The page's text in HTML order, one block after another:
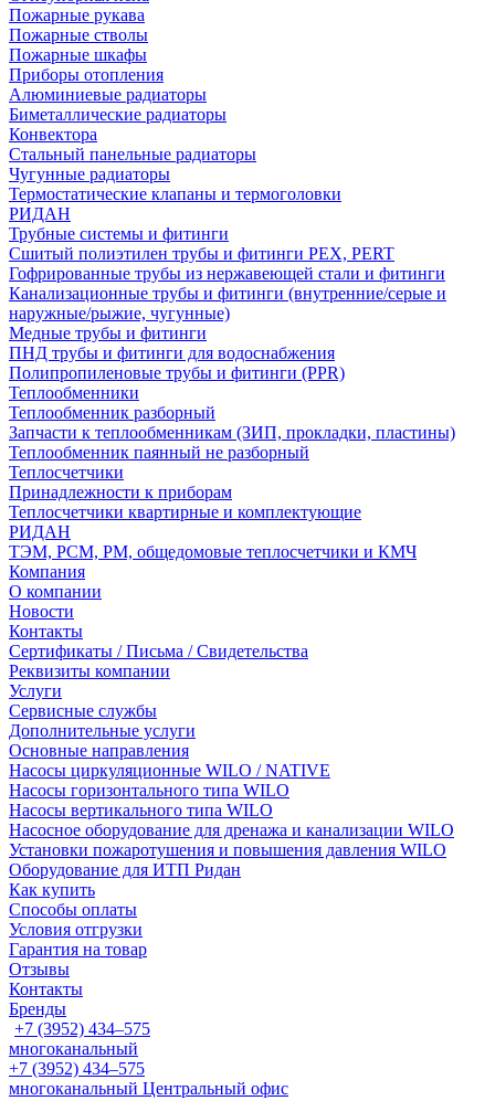
Пожарные рукава
Пожарные стволы
Пожарные шкафы
Приборы отопления
Алюминиевые радиаторы
Биметаллические радиаторы
Конвектора
Стальный панельные радиаторы
Чугунные радиаторы
Термостатические клапаны и термоголовки
РИДАН
Трубные системы и фитинги
Сшитый полиэтилен трубы и фитинги PEX, PERT
Гофрированные трубы из нержавеющей стали и фитинги
Канализационные трубы и фитинги (внутренние/серые и
наружные/рыжие, чугунные)
Медные трубы и фитинги
ПНД трубы и фитинги для водоснабжения
Полипропиленовые трубы и фитинги (PPR)
Теплообменники
Теплообменник разборный
Запчасти к теплообменникам (ЗИП, прокладки, пластины)
Теплообменник паянный не разборный
Теплосчетчики
Принадлежности к приборам
Теплосчетчики квартирные и комплектующие
РИДАН
ТЭМ, РСМ, РМ, общедомовые теплосчетчики и КМЧ
Компания
О компании
Новости
Контакты
Сертификаты / Письма / Свидетельства
Реквизиты компании
Услуги
Сервисные службы
Дополнительные услуги
Основные направления
Насосы циркуляционные WILO / NATIVE
Насосы горизонтального типа WILO
Насосы вертикального типа WILO
Насосное оборудование для дренажа и канализации WILO
Установки пожаротушения и повышения давления WILO
Оборудование для ИТП Ридан
Как купить
Способы оплаты
Условия отгрузки
Гарантия на товар
Отзывы
Контакты
Бренды
+7 (3952) 434‒575
многоканальный
+7 (3952) 434‒575
многоканальный Центральный офис